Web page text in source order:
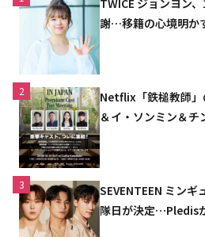
謝…移籍の心境明か
2
Netflix「鉄槌教師」
＆イ・ソンミン＆チ
3
SEVENTEEN ミンギ
隊日が決定…Pledis